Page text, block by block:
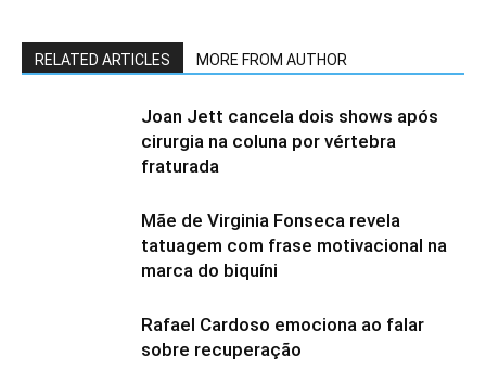
RELATED ARTICLES MORE FROM AUTHOR
Joan Jett cancela dois shows após
cirurgia na coluna por vértebra
fraturada
Mãe de Virginia Fonseca revela
tatuagem com frase motivacional na
marca do biquíni
Rafael Cardoso emociona ao falar
sobre recuperação